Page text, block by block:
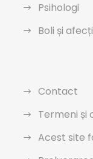
Psihologi
Boli și
Contact
Termeni și
Acest site